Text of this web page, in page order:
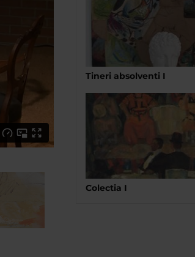
Tineri absolventi I
Colectia I